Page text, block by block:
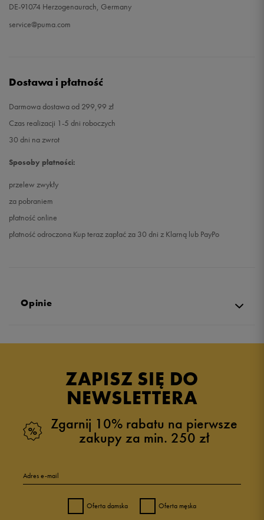
DE-91074 Herzogenaurach, Germany
service@puma.com
Dostawa i płatność
Darmowa dostawa od 299,99 zł
Czas realizacji 1-5 dni roboczych
30 dni na zwrot
Sposoby płatności:
przelew zwykły
za pobraniem
płatność online
płatność odroczona Kup teraz zapłać za 30 dni z Klarną lub PayPo
Opinie
ZAPISZ SIĘ DO
NEWSLETTERA
Zgarnij 10% rabatu na pierwsze
zakupy za min. 250 zł
Adres e-mail
Oferta damska Oferta męska